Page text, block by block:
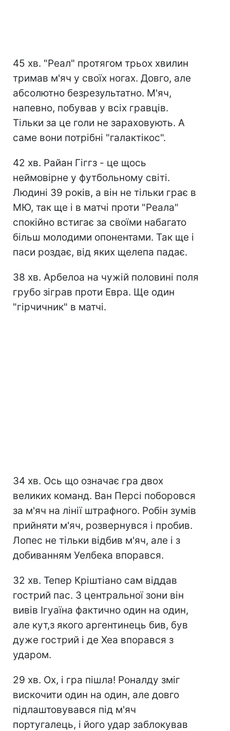
45 хв. "Реал" протягом трьох хвилин
тримав м'яч у своїх ногах. Довго, але
абсолютно безрезультатно. М'яч,
напевно, побував у всіх гравців.
Тільки за це голи не зараховують. А
саме вони потрібні "галактікос".
42 хв. Райан Гіггз - це щось
неймовірне у футбольному світі.
Людині 39 років, а він не тільки грає в
МЮ, так ще і в матчі проти "Реала"
спокійно встигає за своїми набагато
більш молодими опонентами. Так ще і
паси роздає, від яких щелепа падає.
38 хв. Арбелоа на чужій половині поля
грубо зіграв проти Евра. Ще один
"гірчичник" в матчі.
34 хв. Ось що означає гра двох
великих команд. Ван Персі поборовся
за м'яч на лінії штрафного. Робін зумів
прийняти м'яч, розвернувся і пробив.
Лопес не тільки відбив м'яч, але і з
добиванням Уелбека впорався.
32 хв. Тепер Кріштіано сам віддав
гострий пас. З центральної зони він
вивів Ігуаїна фактично один на один,
але кут,з якого аргентинець бив, був
дуже гострий і де Хеа впорався з
ударом.
29 хв. Ох, і гра пішла! Роналду зміг
вискочити один на один, але довго
підлаштовувався під м'яч
португалець, і його удар заблокував